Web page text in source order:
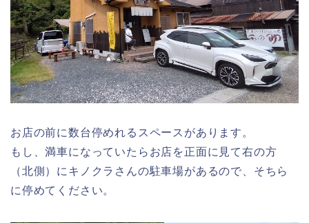
お店の前に数台停めれるスペースがあります。
もし、満車になっていたらお店を正面に見て右の方
（北側）にキノクラさんの駐車場があるので、そちら
に停めてください。